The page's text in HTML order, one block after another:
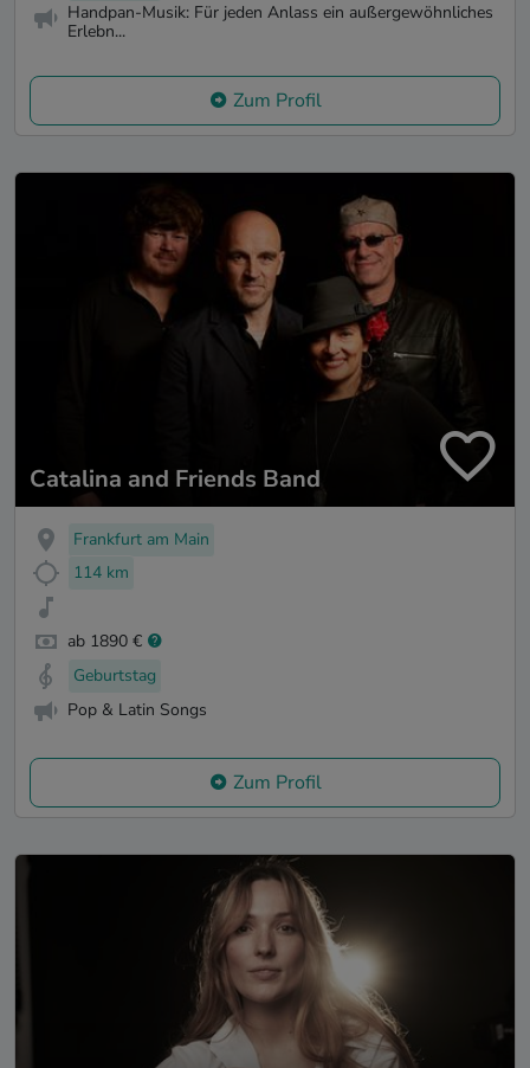
Handpan-Musik: Für jeden Anlass ein außergewöhnliches
Erlebn...
Zum Profil
Catalina and Friends Band
Frankfurt am Main
114 km
ab 1890 €
Geburtstag
Pop & Latin Songs
Zum Profil